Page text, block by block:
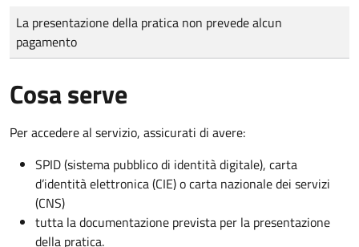
Tipo di pagamento
Importo
La presentazione della pratica non prevede alcun
pagamento
Cosa serve
Per accedere al servizio, assicurati di avere:
SPID (sistema pubblico di identità digitale), carta
d’identità elettronica (CIE) o carta nazionale dei servizi
(CNS)
tutta la documentazione prevista per la presentazione
della pratica.